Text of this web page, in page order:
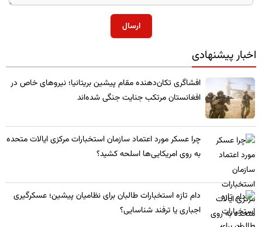
ارسال
اخبار پیشنهادی
​افشاگری تکان‌دهنده مقام پیشین بریتانیا؛ نیروهای خاص در
افغانستان مرتکب جنایت جنگی شده‌اند
چرا عسکر مورد اعتماد سازمان استخبارات مرکزی ایالات متحده
به روی امریکایی‌ها اسلحه کشید؟
​دام تازه استخبارات طالبان برای نظامیان پیشین؛ عسکرگیری
اجباری یا ترفند شناسایی؟